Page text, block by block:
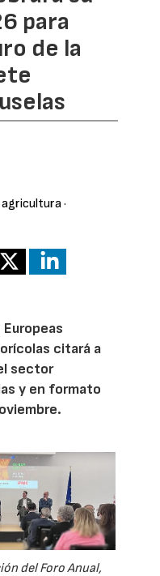
para
de la
agricultura·
citará a
sector
y en formato
del Foro Anual,